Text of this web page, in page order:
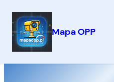
Przejdź
Mapa OPP